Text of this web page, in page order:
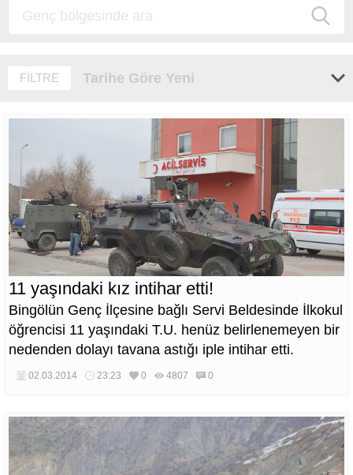
FİLTRE Tarihe Göre Yeni
11 yaşındaki kız intihar etti!
Bingölün Genç İlçesine bağlı Servi Beldesinde İlkokul
öğrencisi 11 yaşındaki T.U. henüz belirlenemeyen bir
nedenden dolayı tavana astığı iple intihar etti.
02.03.2014 23:23 0 4807 0